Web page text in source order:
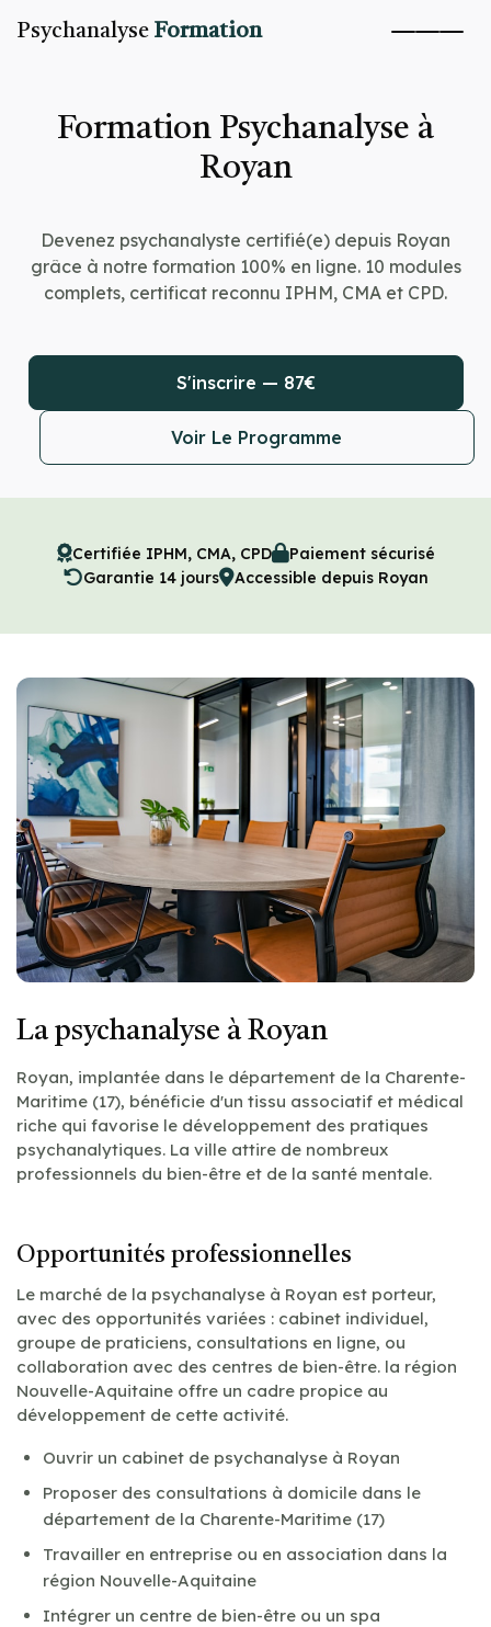
Psychanalyse Formation
Formation Psychanalyse à
Royan
Devenez psychanalyste certifié(e) depuis Royan
grâce à notre formation 100% en ligne. 10 modules
complets, certificat reconnu IPHM, CMA et CPD.
S'inscrire — 87€
Voir Le Programme
Certifiée IPHM, CMA, CPD
Paiement sécurisé
Garantie 14 jours
Accessible depuis Royan
La psychanalyse à Royan
Royan, implantée dans le département de la Charente-
Maritime (17), bénéficie d'un tissu associatif et médical
riche qui favorise le développement des pratiques
psychanalytiques. La ville attire de nombreux
professionnels du bien-être et de la santé mentale.
Opportunités professionnelles
Le marché de la psychanalyse à Royan est porteur,
avec des opportunités variées : cabinet individuel,
groupe de praticiens, consultations en ligne, ou
collaboration avec des centres de bien-être. la région
Nouvelle-Aquitaine offre un cadre propice au
développement de cette activité.
Ouvrir un cabinet de psychanalyse à Royan
Proposer des consultations à domicile dans le
département de la Charente-Maritime (17)
Travailler en entreprise ou en association dans la
région Nouvelle-Aquitaine
Intégrer un centre de bien-être ou un spa